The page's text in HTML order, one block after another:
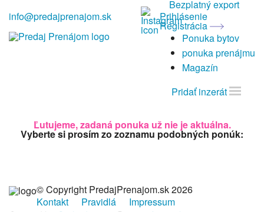
info@predajprenajom.sk
Bezplatný export
Prihlásenie
Registrácia
Ponuka bytov
ponuka prenájmu
Magazín
Pridať inzerát
Ľutujeme, zadaná ponuka už nie je aktuálna.
Vyberte si prosím zo zoznamu podobných ponúk:
© Copyright PredajPrenajom.sk 2026
Kontakt
Pravidlá
Impressum